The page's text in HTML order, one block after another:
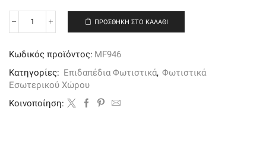
Δαπέδου
με
μεταλλικό
καπέλο
ποσότητα
ΠΡΟΣΘΉΚΗ ΣΤΟ ΚΑΛΆΘΙ
Κωδικός προϊόντος: MF946
Κατηγορίες: Επιδαπέδια Φωτιστικά, Φωτιστικά
Εσωτερικού Χώρου
Kοινοποίηση: